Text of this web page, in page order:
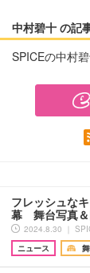
中村碧十 の記
SPICEの中村
フレッシュな
幕 舞台写真＆
2024.8.30 ｜
ニュース